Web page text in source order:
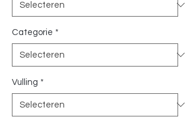
Categorie *
Vulling *